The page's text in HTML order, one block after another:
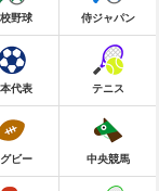
野球 侍ジャパン
本代表 テニス
ビー 中央競馬